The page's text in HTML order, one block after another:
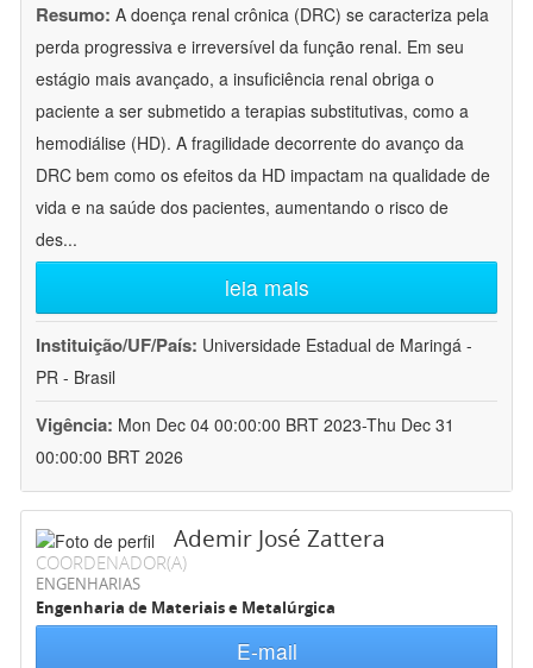
Resumo: A doença renal crônica (DRC) se caracteriza pela
perda progressiva e irreversível da função renal. Em seu
estágio mais avançado, a insuficiência renal obriga o
paciente a ser submetido a terapias substitutivas, como a
hemodiálise (HD). A fragilidade decorrente do avanço da
DRC bem como os efeitos da HD impactam na qualidade de
vida e na saúde dos pacientes, aumentando o risco de
des...
leia mais
Instituição/UF/País: Universidade Estadual de Maringá -
PR - Brasil
Vigência: Mon Dec 04 00:00:00 BRT 2023-Thu Dec 31
00:00:00 BRT 2026
Ademir José Zattera
COORDENADOR(A)
ENGENHARIAS
Engenharia de Materiais e Metalúrgica
E-mail